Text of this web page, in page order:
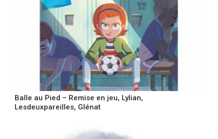
Balle au Pied – Remise en jeu, Lylian,
Lesdeuxpareilles, Glénat